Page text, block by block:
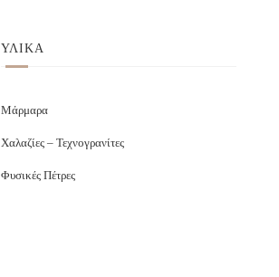
ΥΛΙΚΑ
Μάρμαρα
Χαλαζίες – Τεχνογρανίτες
Φυσικές Πέτρες